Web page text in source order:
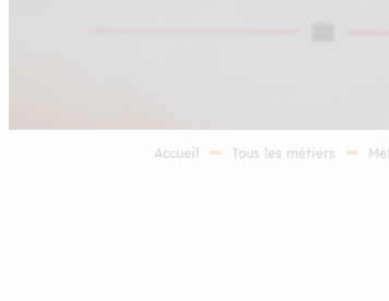
Accueil Tous les métiers